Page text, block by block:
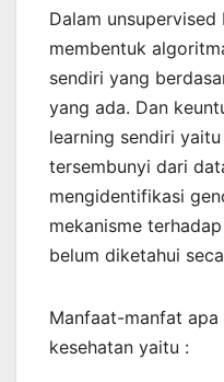
Dalam
membentuk
sendiri yang
yang ada. Dan
learning sendiri
tersembunyi dari
mengidentifikasi
mekanisme
belum diketahui
Manfaat-manfat apa
kesehatan yaitu :